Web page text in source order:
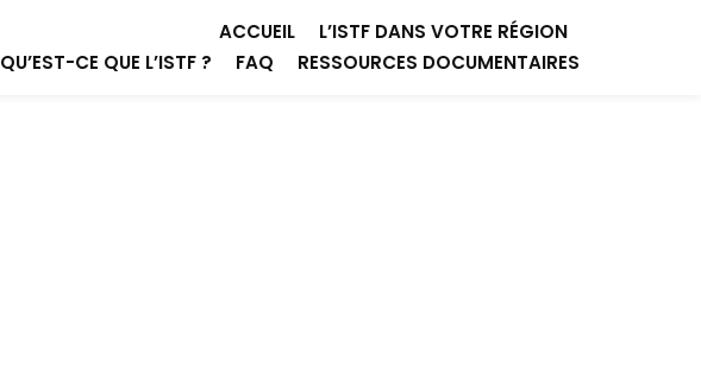
ACCUEIL
L’ISTF DANS VOTRE RÉGION
QU’EST-CE QUE L’ISTF ?
FAQ RESSOURCES DOCUMENTAIRES